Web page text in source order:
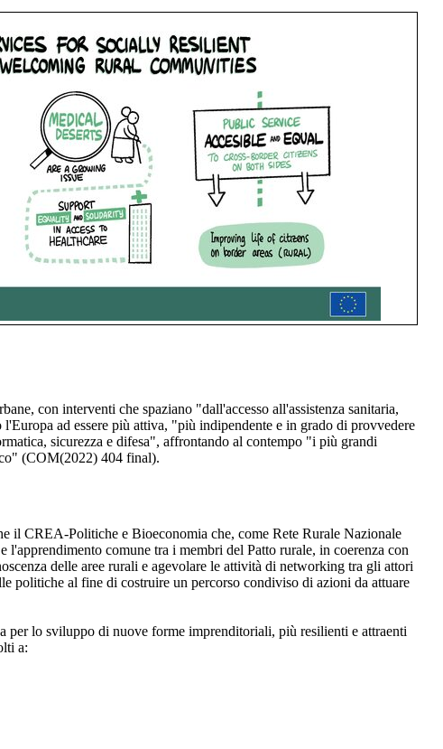
con interventi che spaziano "dall'accesso all'assistenza sanitaria,
ad essere più attiva, "più indipendente e in grado di provvedere
sicurezza e difesa", affrontando al contempo "i più grandi
(COM(2022) 404 final).
il CREA-Politiche e Bioeconomia che, come Rete Rurale Nazionale
comune tra i membri del Patto rurale, in coerenza con
delle aree rurali e agevolare le attività di networking tra gli attori
politiche al fine di costruire un percorso condiviso di azioni da attuare
lo sviluppo di nuove forme imprenditoriali, più resilienti e attraenti
a: